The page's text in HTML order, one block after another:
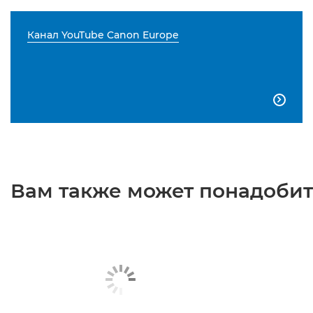
Канал YouTube Canon Europe

Вам также может